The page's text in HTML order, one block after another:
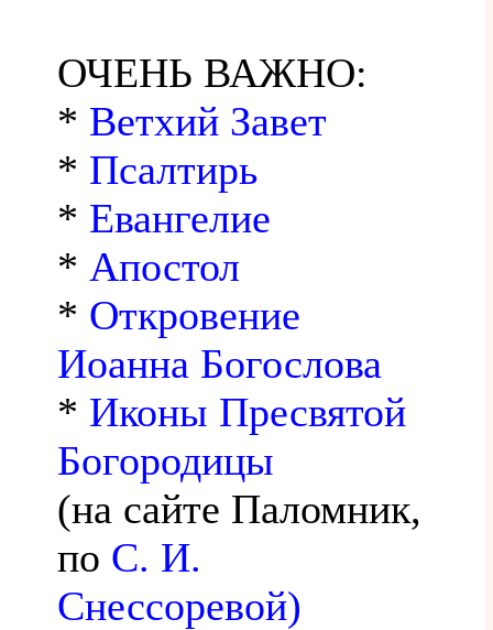
ОЧЕНЬ ВАЖНО:
* Ветхий Завет
* Псалтирь
* Евангелие
* Апостол
* Откровение
Иоанна Богослова
* Иконы Пресвятой
Богородицы
(на сайте Паломник,
по С. И.
Снессоревой)